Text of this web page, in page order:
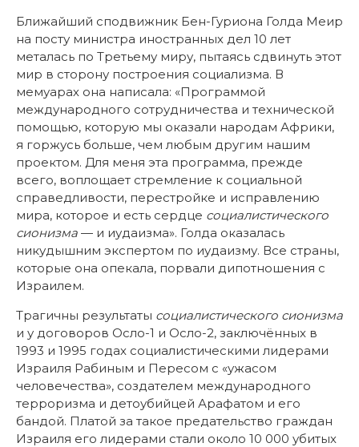
Ближайший сподвижник Бен-Гуриона Голда Меир
на посту министра иностранных дел 10 лет
металась по Третьему миру, пытаясь сдвинуть этот
мир в сторону построения социализма. В
мемуарах она написала: «Программой
международного сотрудничества и технической
помощью, которую мы оказали народам Африки,
я горжусь больше, чем любым другим нашим
проектом. Для меня эта программа, прежде
всего, воплощает стремление к социальной
справедливости, перестройке и исправлению
мира, которое и есть сердце социалистического
сионизма — и иудаизма». Голда оказалась
никудышним экспертом по иудаизму. Все страны,
которые она опекала, порвали дипотношения с
Израилем.
Трагичны результаты социалистического сионизма
и у договоров Осло-1 и Осло-2, заключённых в
1993 и 1995 годах социалистическими лидерами
Израиля Рабиным и Пересом с «ужасом
человечества», создателем международного
терроризма и детоубийцей Арафатом и его
бандой. Платой за такое предательство граждан
Израиля его лидерами стали около 10 000 убитых